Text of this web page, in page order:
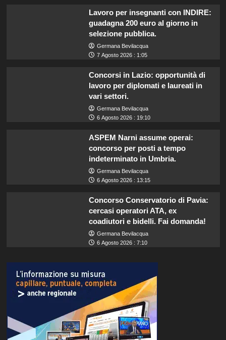
Lavoro per insegnanti con INDIRE:
guadagna 200 euro al giorno in
selezione pubblica.
Germana Bevilacqua
7 Agosto 2026 : 1:05
Concorsi in Lazio: opportunità di
lavoro per diplomati e laureati in
vari settori.
Germana Bevilacqua
6 Agosto 2026 : 19:10
ASPEM Narni assume operai:
concorso per posti a tempo
indeterminato in Umbria.
Germana Bevilacqua
6 Agosto 2026 : 13:15
Concorso Conservatorio di Pavia:
cercasi operatori ATA, ex
coadiutori e bidelli. Fai domanda!
Germana Bevilacqua
6 Agosto 2026 : 7:10